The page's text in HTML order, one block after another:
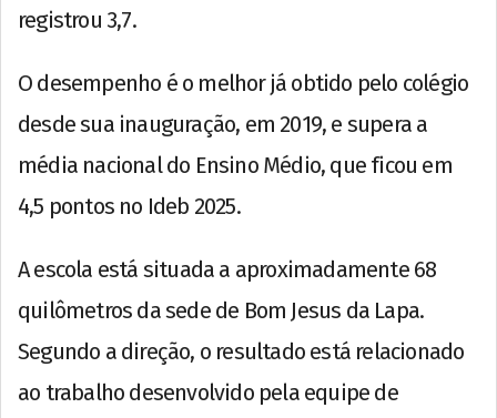
registrou 3,7.
O desempenho é o melhor já obtido pelo colégio
desde sua inauguração, em 2019, e supera a
média nacional do Ensino Médio, que ficou em
4,5 pontos no Ideb 2025.
A escola está situada a aproximadamente 68
quilômetros da sede de Bom Jesus da Lapa.
Segundo a direção, o resultado está relacionado
ao trabalho desenvolvido pela equipe de